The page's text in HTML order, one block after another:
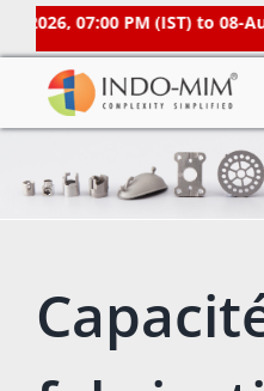
to
content
07:00 PM (IST) to 08-Aug-
What We do
Careers